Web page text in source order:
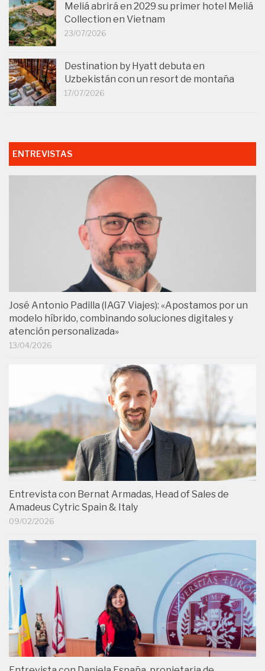
Meliá abrirá en 2029 su primer hotel Meliá
Collection en Vietnam
23/07/2026
Destination by Hyatt debuta en
Uzbekistán con un resort de montaña
17/07/2026
ENTREVISTAS
José Antonio Padilla (IAG7 Viajes): «Apostamos por un
modelo híbrido, combinando soluciones digitales y
atención personalizada»
13/04/2026
Entrevista con Bernat Armadas, Head of Sales de
Amadeus Cytric Spain & Italy
09/02/2026